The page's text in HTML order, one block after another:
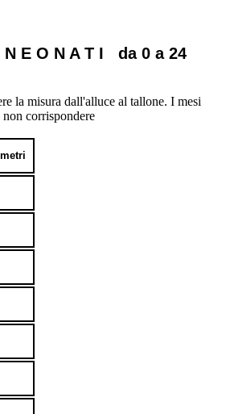
E O N A T I da 0 a 24
la misura dall'alluce al tallone. I mesi
corrispondere